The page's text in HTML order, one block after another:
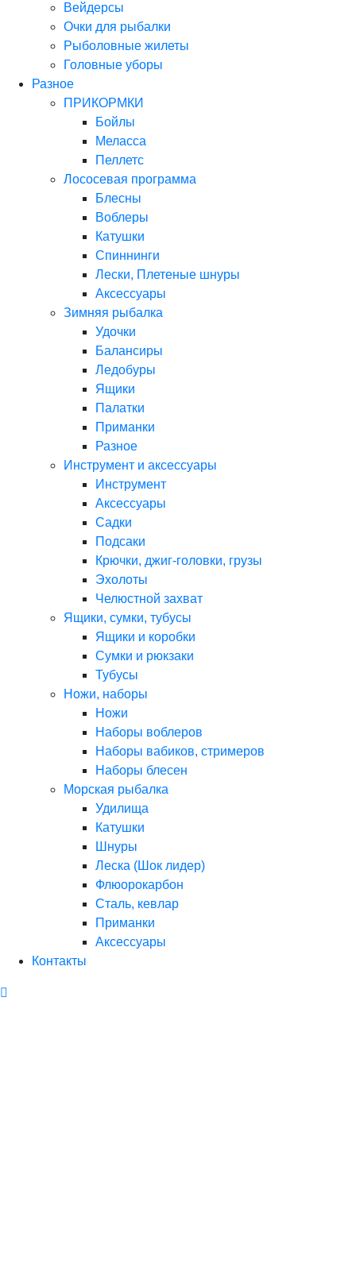
Вейдерсы
Очки для рыбалки
Рыболовные жилеты
Головные уборы
Разное
ПРИКОРМКИ
Бойлы
Меласса
Пеллетс
Лососевая программа
Блесны
Воблеры
Катушки
Спиннинги
Лески, Плетеные шнуры
Аксессуары
Зимняя рыбалка
Удочки
Балансиры
Ледобуры
Ящики
Палатки
Приманки
Разное
Инструмент и аксессуары
Инструмент
Аксессуары
Садки
Подсаки
Крючки, джиг-головки, грузы
Эхолоты
Челюстной захват
Ящики, сумки, тубусы
Ящики и коробки
Сумки и рюкзаки
Тубусы
Ножи, наборы
Ножи
Наборы воблеров
Наборы вабиков, стримеров
Наборы блесен
Морская рыбалка
Удилища
Катушки
Шнуры
Леска (Шок лидер)
Флюорокарбон
Сталь, кевлар
Приманки
Аксессуары
Контакты